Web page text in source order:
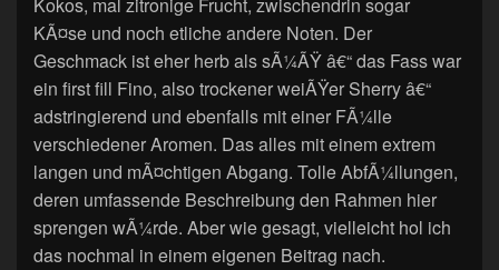
Kokos, mal zitronige Frucht, zwischendrin sogar
KÃ¤se und noch etliche andere Noten. Der
Geschmack ist eher herb als sÃ¼ÃŸ â€“ das Fass war
ein first fill Fino, also trockener weiÃŸer Sherry â€“
adstringierend und ebenfalls mit einer FÃ¼lle
verschiedener Aromen. Das alles mit einem extrem
langen und mÃ¤chtigen Abgang. Tolle AbfÃ¼llungen,
deren umfassende Beschreibung den Rahmen hier
sprengen wÃ¼rde. Aber wie gesagt, vielleicht hol ich
das nochmal in einem eigenen Beitrag nach.